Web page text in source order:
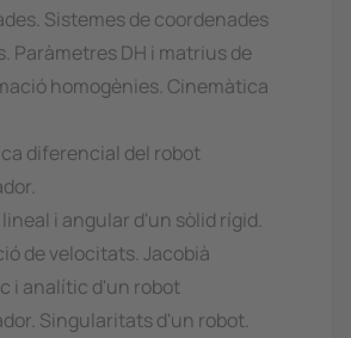
Sistemes de coordenades
Paràmetres DH i matrius de
homogènies. Cinemàtica
diferencial del robot
i angular d'un sòlid rígid.
de velocitats. Jacobià
i analític d'un robot
Singularitats d'un robot.